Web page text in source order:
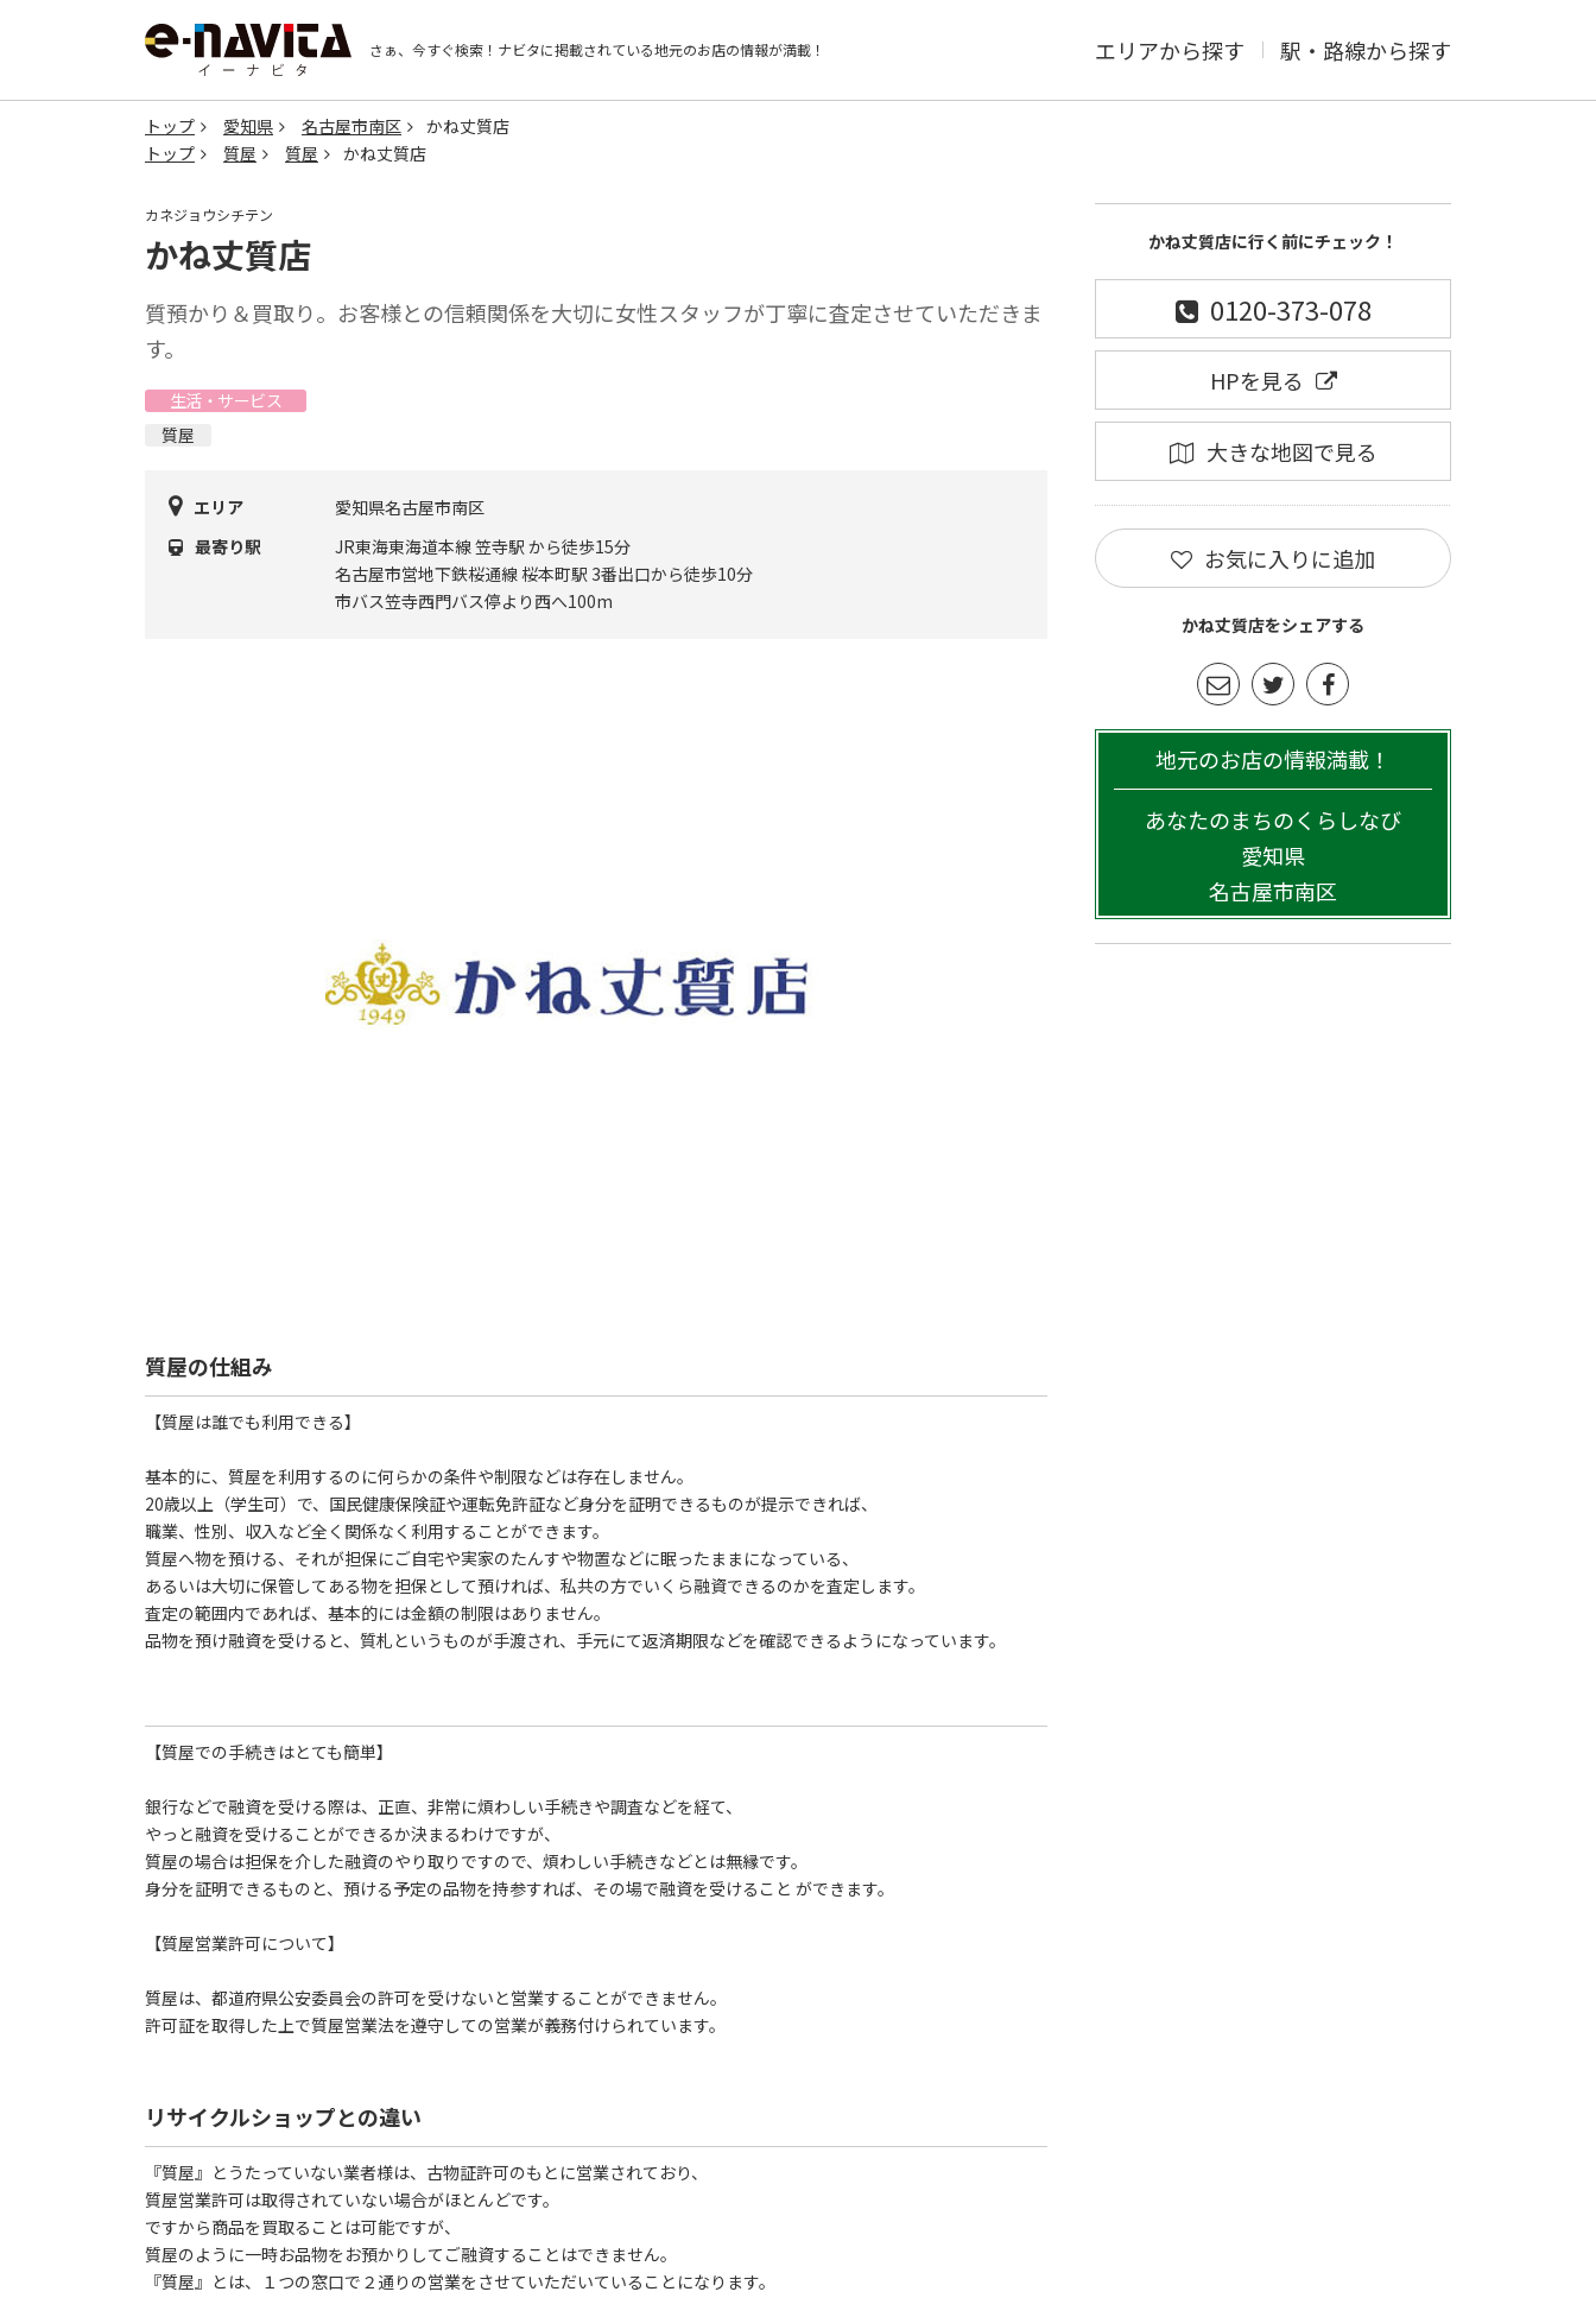
さぁ、今すぐ検索！ ナビタに掲載されている地元のお店の情報が満載！ エリアから探す 駅・路線から探す
トップ 愛知県 名古屋市南区
かね丈質店
トップ
質屋 質屋 かね丈質店
カネジョウシチテン
かね丈質店
質預かり＆買取り。お客様との信頼関係を大切に女性スタッフが丁寧に査定させていただきま
す。
生活・サービス
質屋
エリア
愛知県名古屋市南区
最寄り駅
JR東海東海道本線 笠寺駅 から徒歩15分
名古屋市営地下鉄桜通線 桜本町駅 3番出口から徒歩10分
市バス笠寺西門バス停より西へ100m
質屋の仕組み
【質屋は誰でも利用できる】
基本的に、質屋を利用するのに何らかの条件や制限などは存在しません。
20歳以上（学生可）で、国民健康保険証や運転免許証など身分を証明できるものが提示できれば、
職業、性別、収入など全く関係なく利用することができます。
質屋へ物を預ける、それが担保にご自宅や実家のたんすや物置などに眠ったままになっている、
あるいは大切に保管してある物を担保として預ければ、私共の方でいくら融資できるのかを査定します。
査定の範囲内であれば、基本的には金額の制限はありません。
品物を預け融資を受けると、質札というものが手渡され、手元にて返済期限などを確認できるようになっています。
【質屋での手続きはとても簡単】
銀行などで融資を受ける際は、正直、非常に煩わしい手続きや調査などを経て、
やっと融資を受けることができるか決まるわけですが、
質屋の場合は担保を介した融資のやり取りですので、煩わしい手続きなどとは無縁です。
身分を証明できるものと、預ける予定の品物を持参すれば、その場で融資を受けること ができます。
【質屋営業許可について】
質屋は、都道府県公安委員会の許可を受けないと営業することができません。
許可証を取得した上で質屋営業法を遵守しての営業が義務付けられています。
リサイクルショップとの違い
『質屋』とうたっていない業者様は、古物証許可のもとに営業されており、
質屋営業許可は取得されていない場合がほとんどです。
ですから商品を買取ることは可能ですが、
質屋のように一時お品物をお預かりしてご融資することはできません。
『質屋』とは、１つの窓口で２通りの営業をさせていただいていることになります。
かね丈質店に行く前にチェック！
0120-373-078
HPを見る
大きな地図で見る
お気に入りに追加
かね丈質店をシェアする
地元のお店の情報満載！
あなたのまちのくらしなび
愛知県
名古屋市南区